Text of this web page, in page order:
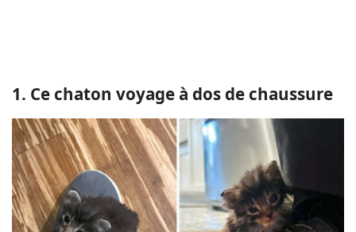
1. Ce chaton voyage à dos de chaussure